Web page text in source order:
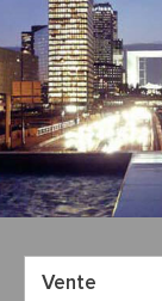
Vente